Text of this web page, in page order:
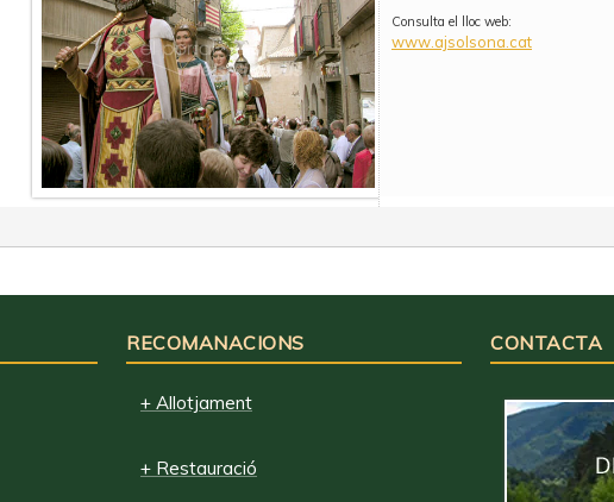
Consulta el lloc web:
www.ajsolsona.cat
RECOMANACIONS
+ Allotjament
+ Restauració
CONTACTA